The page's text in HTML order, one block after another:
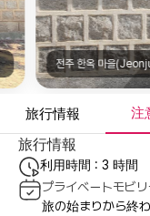
전주 한옥 마을
旅行情報 注
旅行情報
利用時間 : 3 時間
プライベートモビ
旅の始まりから終わ